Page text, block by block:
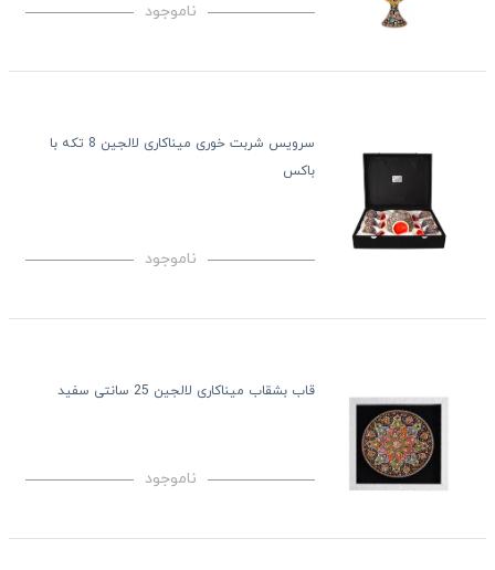
ناموجود
سرویس شربت خوری میناکاری لالجین 8 تکه با
باکس
ناموجود
قاب بشقاب میناکاری لالجین 25 سانتی سفید
ناموجود